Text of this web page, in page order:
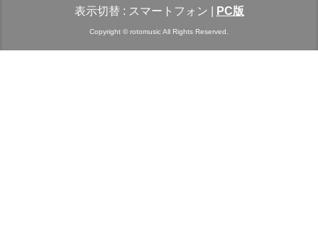
表示切替 : スマートフォン PC版
Copyright © rotomusic All Rights Reserved.